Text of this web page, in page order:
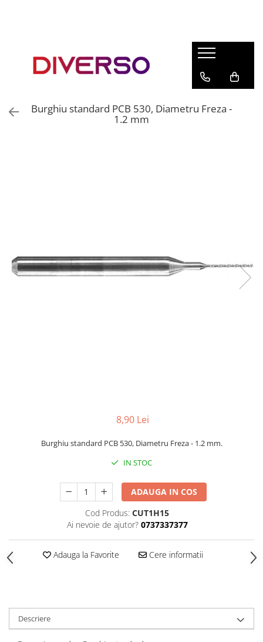
ASA
Burghiu standard PCB 530, Diametru Freza -
1.2 mm
8,90 Lei
Burghiu standard PCB 530, Diametru Freza - 1.2 mm.
IN STOC
ADAUGA IN COS
Cod Produs: CUT1H15
Ai nevoie de ajutor? 0737337377
Adauga la Favorite Cere informatii
Descriere